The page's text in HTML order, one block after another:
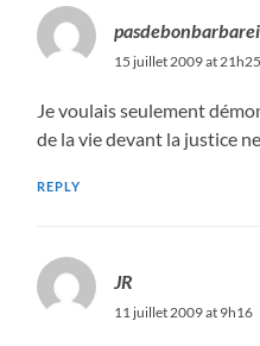
15 juillet 2009 at 21h25
Je voulais seulement
de la vie devant la justice
REPLY
JR
11 juillet 2009 at 9h16